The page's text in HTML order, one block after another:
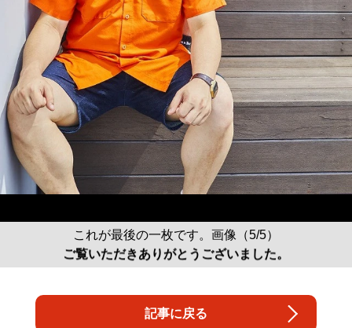
これが最後の一枚です。画像（5/5）
ご覧いただきありがとうございました。
記事に戻る